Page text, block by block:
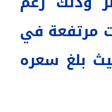
مرتفعة في
بلغ سعره